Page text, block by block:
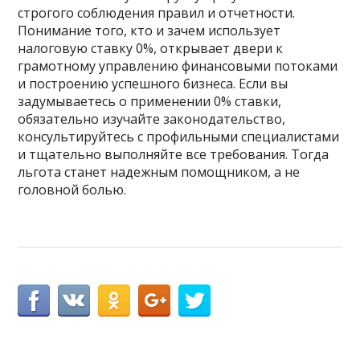
строгого соблюдения правил и отчетности.
Понимание того, кто и зачем использует
налоговую ставку 0%, открывает двери к
грамотному управлению финансовыми потоками
и построению успешного бизнеса. Если вы
задумываетесь о применении 0% ставки,
обязательно изучайте законодательство,
консультируйтесь с профильными специалистами
и тщательно выполняйте все требования. Тогда
льгота станет надежным помощником, а не
головной болью.